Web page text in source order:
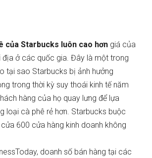
của Starbucks luôn cao hơn giá của
địa ở các quốc gia. Đây là một trong
tại sao Starbucks bị ảnh hưởng
trong thời kỳ suy thoái kinh tế năm
hàng của họ quay lưng để lựa
loại cà phê rẻ hơn. Starbucks buộc
600 cửa hàng kinh doanh không
doanh số bán hàng tại các